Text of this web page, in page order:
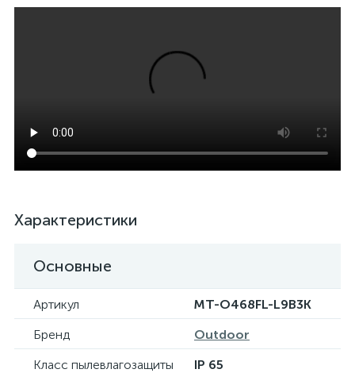
Характеристики
Основные
Артикул
MT-O468FL-L9B3K
Бренд
Outdoor
Класс пылевлагозащиты
IP 65